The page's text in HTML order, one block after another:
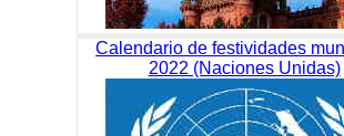
Calendario de festividades
2022 (Naciones Unidas)